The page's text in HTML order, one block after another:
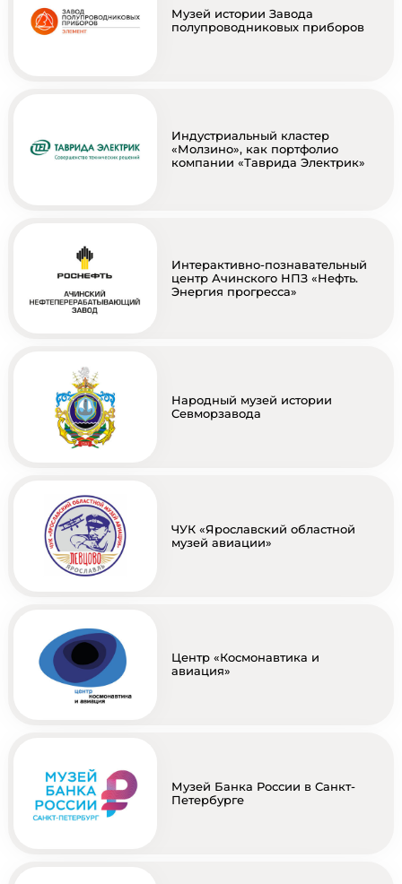
Музей истории Завода
полупроводниковых приборов
Индустриальный кластер
«Молзино», как портфолио
компании «Таврида Электрик»
Интерактивно-познавательный
центр Ачинского НПЗ «Нефть.
Энергия прогресса»
Народный музей истории
Севморзавода
ЧУК «Ярославский областной
музей авиации»
Центр «Космонавтика и
авиация»
Музей Банка России в Санкт-
Петербурге